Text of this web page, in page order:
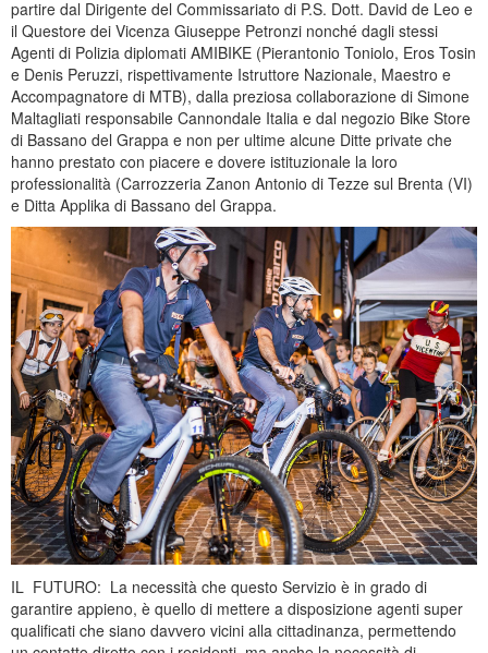
partire dal Dirigente del Commissariato di P.S. Dott. David de Leo e
il Questore dei Vicenza Giuseppe Petronzi nonché dagli stessi
Agenti di Polizia diplomati AMIBIKE (Pierantonio Toniolo, Eros Tosin
e Denis Peruzzi, rispettivamente Istruttore Nazionale, Maestro e
Accompagnatore di MTB), dalla preziosa collaborazione di Simone
Maltagliati responsabile Cannondale Italia e dal negozio Bike Store
di Bassano del Grappa e non per ultime alcune Ditte private che
hanno prestato con piacere e dovere istituzionale la loro
professionalità (Carrozzeria Zanon Antonio di Tezze sul Brenta (VI)
e Ditta Applika di Bassano del Grappa.
IL FUTURO: La necessità che questo Servizio è in grado di
garantire appieno, è quello di mettere a disposizione agenti super
qualificati che siano davvero vicini alla cittadinanza, permettendo